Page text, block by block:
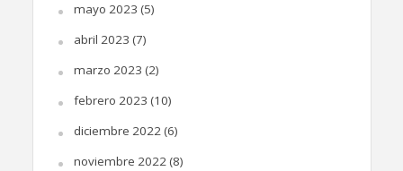
mayo 2023 (5)
abril 2023 (7)
marzo 2023 (2)
febrero 2023 (10)
diciembre 2022(6)
noviembre 2022(8)